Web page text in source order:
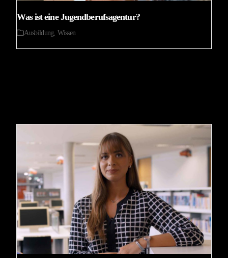
Was ist eine Jugendberufsagentur?
Ausbildung,Wissen